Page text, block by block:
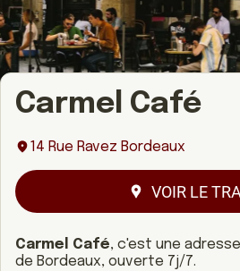
Carmel Café
14 Rue Ravez Bordeaux
VOIR LE
Carmel Café, c'est une
de Bordeaux, ouverte 7j/7.